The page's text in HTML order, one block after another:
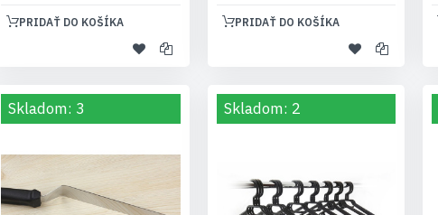
PRIDAŤ DO KOŠÍKA PRIDAŤ DO KOŠÍKA
Skladom: 3 Skladom: 2